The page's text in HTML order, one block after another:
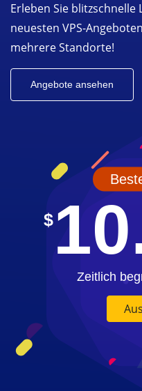
Erleben Sie
neuesten VPS-
mehrere Standorte!
Angebote ansehen
$
Zeitlich